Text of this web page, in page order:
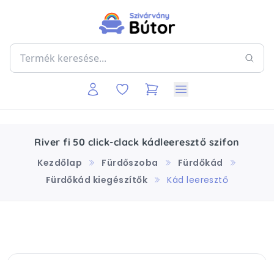
River fi 50 click-clack kádleeresztő szifon
Kezdőlap
Fürdőszoba
Fürdőkád
Fürdőkád kiegészítők
Kád leeresztő